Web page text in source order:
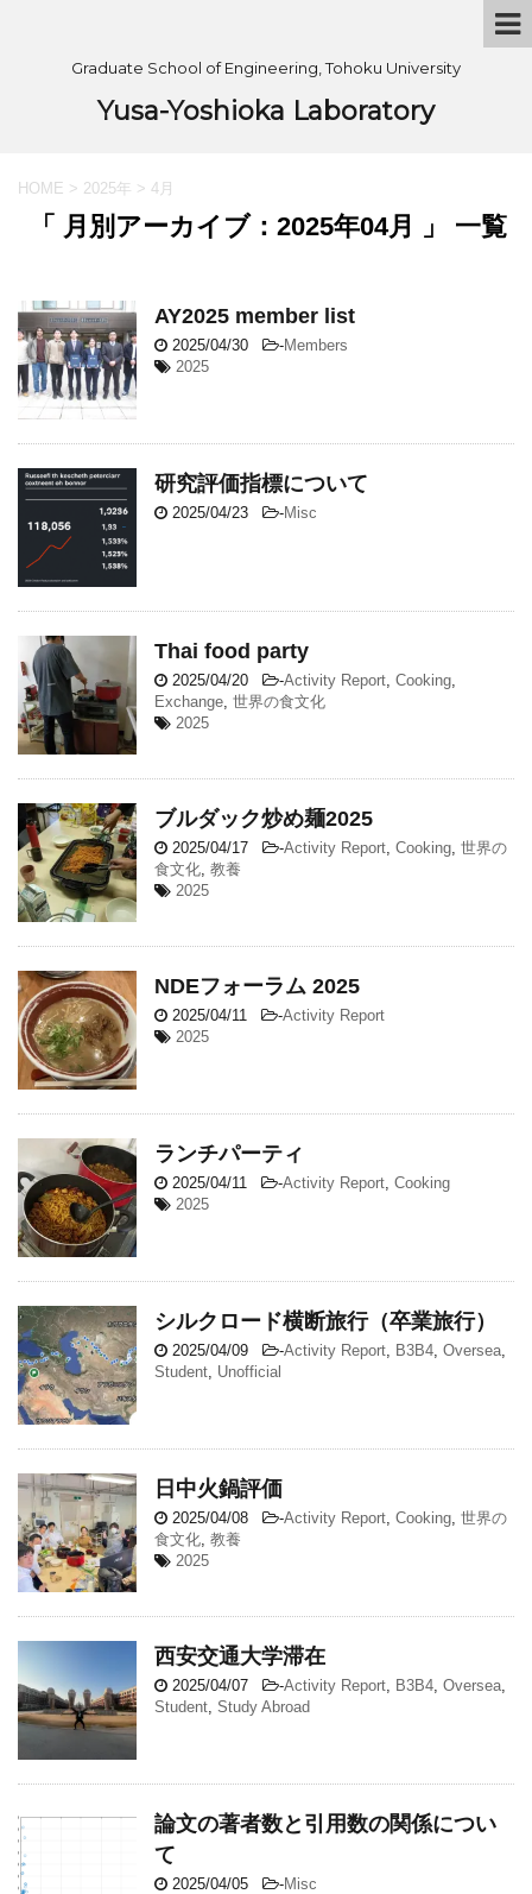
Graduate School of Engineering, Tohoku University
Yusa-Yoshioka Laboratory
HOME > 2025年 > 4月
「 月別アーカイブ：2025年04月 」 一覧
AY2025 member list
2025/04/30 -Members
2025
研究評価指標について
2025/04/23 -Misc
Thai food party
2025/04/20 -Activity Report, Cooking,
Exchange, 世界の食文化
2025
ブルダック炒め麺2025
2025/04/17 -Activity Report, Cooking, 世界の
食文化, 教養
2025
NDEフォーラム 2025
2025/04/11 -Activity Report
2025
ランチパーティ
2025/04/11 -Activity Report, Cooking
2025
シルクロード横断旅行（卒業旅行）
2025/04/09 -Activity Report, B3B4, Oversea,
Student, Unofficial
日中火鍋評価
2025/04/08 -Activity Report, Cooking, 世界の
食文化, 教養
2025
西安交通大学滞在
2025/04/07 -Activity Report, B3B4, Oversea,
Student, Study Abroad
論文の著者数と引用数の関係につい
て
2025/04/05 -Misc